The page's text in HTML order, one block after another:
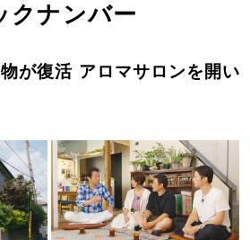
クナンバー
が復活 アロマサロンを開い